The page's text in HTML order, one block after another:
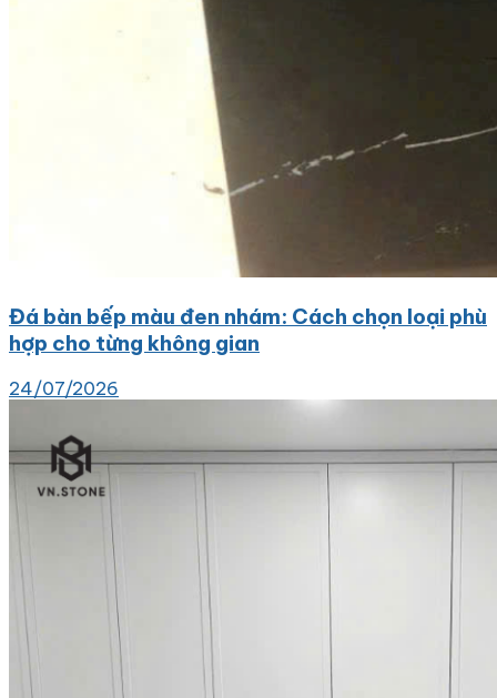
Đá bàn bếp màu đen nhám: Cách chọn loại phù
hợp cho từng không gian
24/07/2026